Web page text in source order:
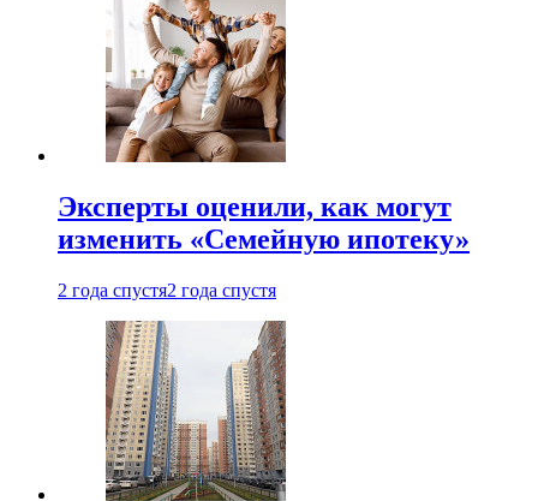
Эксперты оценили, как могут
изменить «Семейную ипотеку»
2 года спустя2 года спустя